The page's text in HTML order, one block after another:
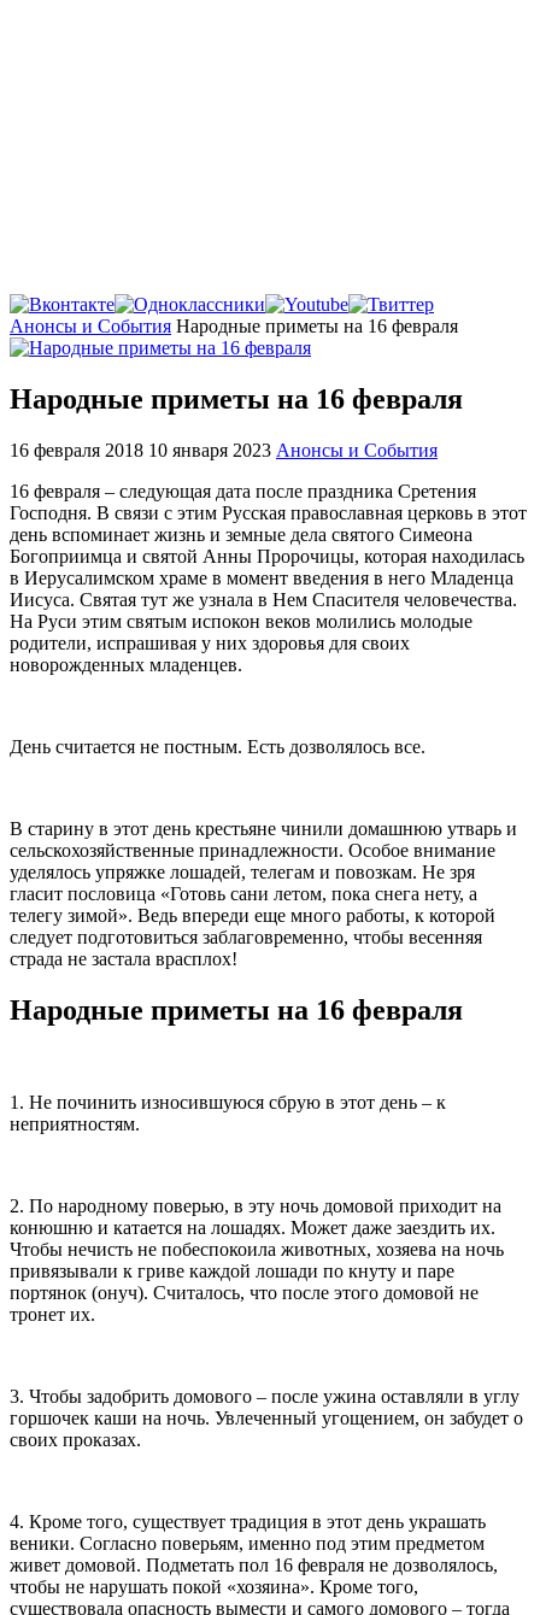
Главная
Анонсы и События Народные приметы на 16 февраля
Народные приметы на 16 февраля
16 февраля 2018 10 января 2023 Анонсы и События
16 февраля – следующая дата после праздника Сретения
Господня. В связи с этим Русская православная церковь в этот
день вспоминает жизнь и земные дела святого Симеона
Богоприимца и святой Анны Пророчицы, которая находилась
в Иерусалимском храме в момент введения в него Младенца
Иисуса. Святая тут же узнала в Нем Спасителя человечества.
На Руси этим святым испокон веков молились молодые
родители, испрашивая у них здоровья для своих
новорожденных младенцев.
День считается не постным. Есть дозволялось все.
В старину в этот день крестьяне чинили домашнюю утварь и
сельскохозяйственные принадлежности. Особое внимание
уделялось упряжке лошадей, телегам и повозкам. Не зря
гласит пословица «Готовь сани летом, пока снега нету, а
телегу зимой». Ведь впереди еще много работы, к которой
следует подготовиться заблаговременно, чтобы весенняя
страда не застала врасплох!
Народные приметы на 16 февраля
1. Не починить износившуюся сбрую в этот день – к
неприятностям.
2. По народному поверью, в эту ночь домовой приходит на
конюшню и катается на лошадях. Может даже заездить их.
Чтобы нечисть не побеспокоила животных, хозяева на ночь
привязывали к гриве каждой лошади по кнуту и паре
портянок (онуч). Считалось, что после этого домовой не
тронет их.
3. Чтобы задобрить домового – после ужина оставляли в углу
горшочек каши на ночь. Увлеченный угощением, он забудет о
своих проказах.
4. Кроме того, существует традиция в этот день украшать
веники. Согласно поверьям, именно под этим предметом
живет домовой. Подметать пол 16 февраля не дозволялось,
чтобы не нарушать покой «хозяина». Кроме того,
существовала опасность вымести и самого домового – тогда